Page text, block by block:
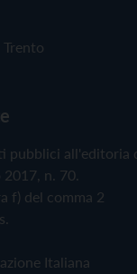
pubblici all'editoria
n. 70.
f) del comma 2
Italiana